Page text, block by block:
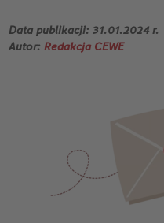
Data publikacji: 31.01.2024 r.
Autor:Redakcja CEWE